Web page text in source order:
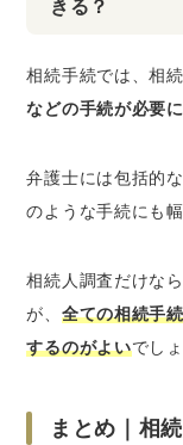
きる？
相続手続では、相
などの手続が必要に
弁護士には包括的
のような手続にも
相続人調査だけな
が、 全ての相続手
するのがよいでしょ
まとめ｜相